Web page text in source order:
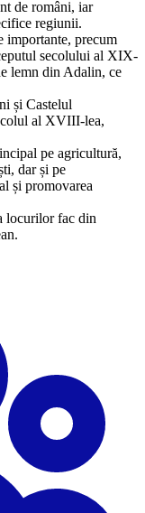
de români, iar
regiunii.
importante, precum
secolului al XIX-
lemn din Adalin, ce
și Castelul
al XVIII-lea,
pe agricultură,
dar și pe
și promovarea
locurilor fac din